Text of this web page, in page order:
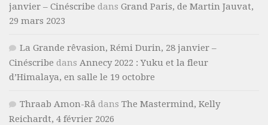
janvier – Cinéscribe dans Grand Paris, de Martin Jauvat,
29 mars 2023
La Grande rêvasion, Rémi Durin, 28 janvier –
Cinéscribe dans Annecy 2022 : Yuku et la fleur
d’Himalaya, en salle le 19 octobre
Thraab Amon-Râ dans The Mastermind, Kelly
Reichardt, 4 février 2026